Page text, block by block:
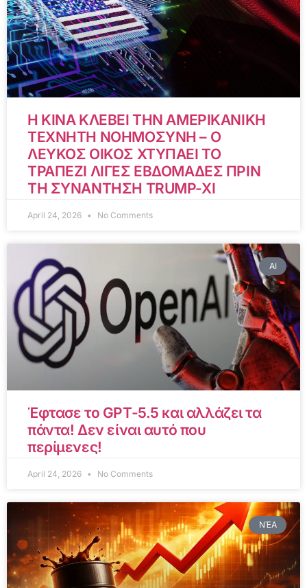
Η ΚΙΝΑ ΚΛΕΒΕΙ ΤΗΝ ΑΜΕΡΙΚΑΝΙΚΗ
ΤΕΧΝΗΤΗ ΝΟΗΜΟΣΥΝΗ – Ο
ΛΕΥΚΟΣ ΟΙΚΟΣ ΧΤΥΠΑΕΙ ΤΟ
ΤΡΑΠΕΖΙ ΛΙΓΕΣ ΕΒΔΟΜΑΔΕΣ ΠΡΙΝ
ΤΗ ΣΥΝΑΝΤΗΣΗ TRUMP-XI
April 24, 2026 No Comments
AI
Έφτασε το GPT-5.5 και αλλάζει τα
πάντα! Δεν είναι αυτό που
περίμενες!
April 24, 2026 No Comments
ΝΈΑ